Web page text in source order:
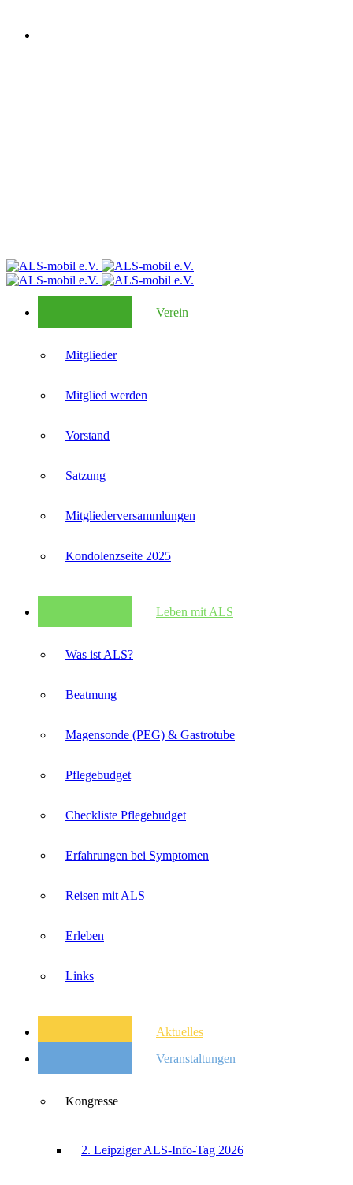
Verein
Mitglieder
Mitglied werden
Vorstand
Satzung
Mitglieder­versammlungen
Kondolenzseite 2025
Leben mit ALS
Was ist ALS?
Beatmung
Magensonde (PEG) & Gastrotube
Pflegebudget
Checkliste Pflegebudget
Erfahrungen bei Symptomen
Reisen mit ALS
Erleben
Links
Aktuelles
Veranstaltungen
Kongresse
2. Leipziger ALS-Info-Tag 2026